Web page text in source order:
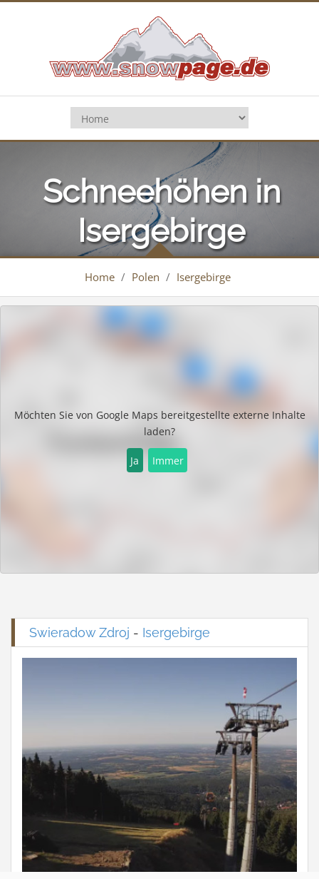
Schneehöhen in
Isergebirge
Home / Polen / Isergebirge
Möchten Sie von Google Maps bereitgestellte externe Inhalte
laden?
Ja Immer
Swieradow Zdroj - Isergebirge